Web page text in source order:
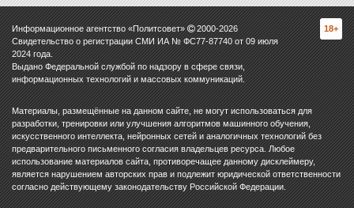
Информационное агентство «Политсовет» 2000-2026
Свидетельство о регистрации СМИ ИА № ФС77-87740 от 09 июля
2024 года.
Выдано Федеральной службой по надзору в сфере связи,
информационных технологий и массовых коммуникаций.
18+
Материалы, размещённые на данном сайте, не могут использоваться для
разработки, тренировки или улучшения алгоритмов машинного обучения,
искусственного интеллекта, нейронных сетей и аналогичных технологий без
предварительного письменного согласия владельцев ресурса. Любое
использование материалов сайта, противоречащее данному дисклеймеру,
является нарушением авторских прав и подлежит юридической ответственности
согласно действующему законодательству Российской Федерации.